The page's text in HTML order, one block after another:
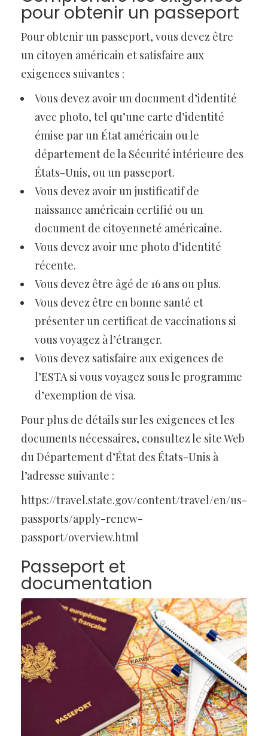
pour obtenir un passeport
Pour obtenir un passeport, vous devez être
un citoyen américain et satisfaire aux
exigences suivantes :
Vous devez avoir un document d’identité
avec photo, tel qu’une carte d’identité
émise par un État américain ou le
département de la Sécurité intérieure des
États-Unis, ou un passeport.
Vous devez avoir un justificatif de
naissance américain certifié ou un
document de citoyenneté américaine.
Vous devez avoir une photo d’identité
récente.
Vous devez être âgé de 16 ans ou plus.
Vous devez être en bonne santé et
présenter un certificat de vaccinations si
vous voyagez à l’étranger.
Vous devez satisfaire aux exigences de
l’ESTA si vous voyagez sous le programme
d’exemption de visa.
Pour plus de détails sur les exigences et les
documents nécessaires, consultez le site Web
du Département d’État des États-Unis à
l’adresse suivante :
https://travel.state.gov/content/travel/en/us-
passports/apply-renew-
passport/overview.html
Passeport et
documentation